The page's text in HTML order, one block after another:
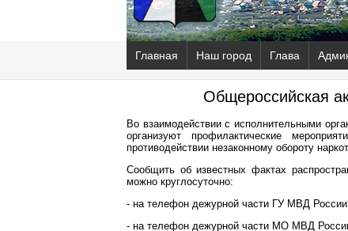
Главная Наш город Глава
Общероссийская
Во взаимодействии с исполнительными
организуют профилактические
противодействии незаконному обороту
Сообщить об известных фактах
можно круглосуточно:
- на телефон дежурной части ГУ МВД России
- на телефон дежурной части МО МВД